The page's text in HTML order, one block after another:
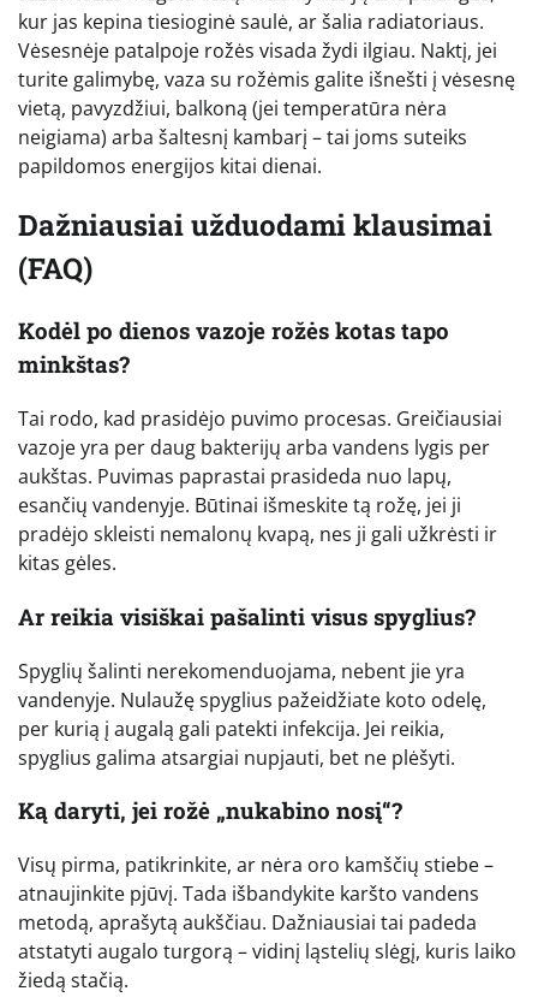
kur jas kepina tiesioginė saulė, ar šalia radiatoriaus.
Vėsesnėje patalpoje rožės visada žydi ilgiau. Naktį, jei
turite galimybę, vaza su rožėmis galite išnešti į vėsesnę
vietą, pavyzdžiui, balkoną (jei temperatūra nėra
neigiama) arba šaltesnį kambarį – tai joms suteiks
papildomos energijos kitai dienai.
Dažniausiai užduodami klausimai
(FAQ)
Kodėl po dienos vazoje rožės kotas tapo
minkštas?
Tai rodo, kad prasidėjo puvimo procesas. Greičiausiai
vazoje yra per daug bakterijų arba vandens lygis per
aukštas. Puvimas paprastai prasideda nuo lapų,
esančių vandenyje. Būtinai išmeskite tą rožę, jei ji
pradėjo skleisti nemalonų kvapą, nes ji gali užkrėsti ir
kitas gėles.
Ar reikia visiškai pašalinti visus spyglius?
Spyglių šalinti nerekomenduojama, nebent jie yra
vandenyje. Nulaužę spyglius pažeidžiate koto odelę,
per kurią į augalą gali patekti infekcija. Jei reikia,
spyglius galima atsargiai nupjauti, bet ne plėšyti.
Ką daryti, jei rožė „nukabino nosį“?
Visų pirma, patikrinkite, ar nėra oro kamščių stiebe –
atnaujinkite pjūvį. Tada išbandykite karšto vandens
metodą, aprašytą aukščiau. Dažniausiai tai padeda
atstatyti augalo turgorą – vidinį ląstelių slėgį, kuris laiko
žiedą stačią.